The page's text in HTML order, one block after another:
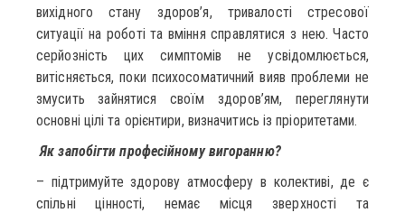
вихідного стану здоров’я, тривалості стресової
ситуації на роботі та вміння справлятися з нею. Часто
серйозність цих симптомів не усвідомлюється,
витісняється, поки психосоматичний вияв проблеми не
змусить зайнятися своїм здоров’ям, переглянути
основні цілі та орієнтири, визначитись із пріоритетами.
Як запобігти професійному вигоранню?
– підтримуйте здорову атмосферу в колективі, де є
спільні цінності, немає місця зверхності та